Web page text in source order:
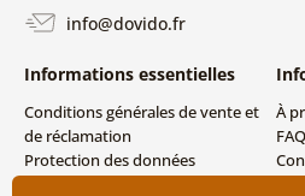
info@dovido.fr
Informations essentielles
Conditions générales de vente et
de réclamation
Protection des données
À
FAQ